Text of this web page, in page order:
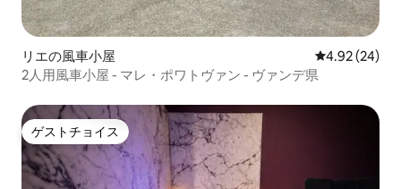
リエの風車小屋 レビュー24
4.92 (24)
2人用風車小屋 - マレ・ポワトヴァン - ヴァンデ県
ゲストチョイス
ゲストチョイス